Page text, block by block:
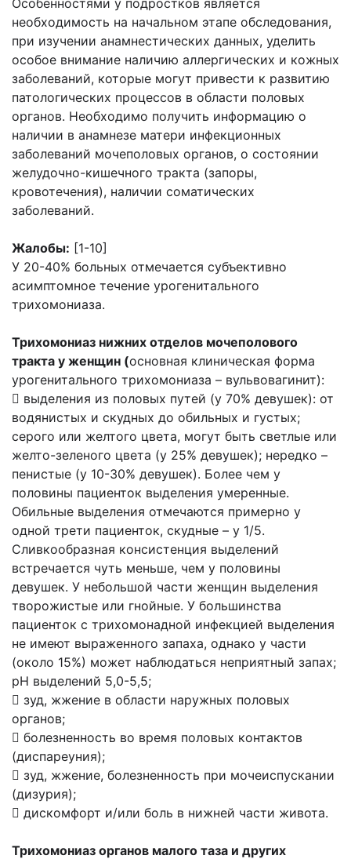
Особенностями у подростков является
необходимость на начальном этапе обследования,
при изучении анамнестических данных, уделить
особое внимание наличию аллергических и кожных
заболеваний, которые могут привести к развитию
патологических процессов в области половых
органов. Необходимо получить информацию о
наличии в анамнезе матери инфекционных
заболеваний мочеполовых органов, о состоянии
желудочно-кишечного тракта (запоры,
кровотечения), наличии соматических
заболеваний.
Жалобы: [1-10]
У 20-40% больных отмечается субъективно
асимптомное течение урогенитального
трихомониаза.
Трихомониаз нижних отделов мочеполового
тракта у женщин (основная клиническая форма
урогенитального трихомониаза – вульвовагинит):
 выделения из половых путей (у 70% девушек): от
водянистых и скудных до обильных и густых;
серого или желтого цвета, могут быть светлые или
желто-зеленого цвета (у 25% девушек); нередко –
пенистые (у 10-30% девушек). Более чем у
половины пациенток выделения умеренные.
Обильные выделения отмечаются примерно у
одной трети пациенток, скудные – у 1/5.
Сливкообразная консистенция выделений
встречается чуть меньше, чем у половины
девушек. У небольшой части женщин выделения
творожистые или гнойные. У большинства
пациенток с трихомонадной инфекцией выделения
не имеют выраженного запаха, однако у части
(около 15%) может наблюдаться неприятный запах;
рН выделений 5,0-5,5;
 зуд, жжение в области наружных половых
органов;
 болезненность во время половых контактов
(диспареуния);
 зуд, жжение, болезненность при мочеиспускании
(дизурия);
 дискомфорт и/или боль в нижней части живота.
Трихомониаз органов малого таза и других